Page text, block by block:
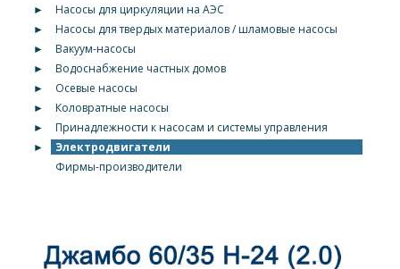
►
Насосы для циркуляции на АЭС
►
Насосы для твердых материалов / шламовые насосы
►
Вакуум-насосы
►
Водоснабжение частных домов
►
Осевые насосы
►
Коловратные насосы
►
Принадлежности к насосам и системы управления
►
Электродвигатели
Фирмы-производители